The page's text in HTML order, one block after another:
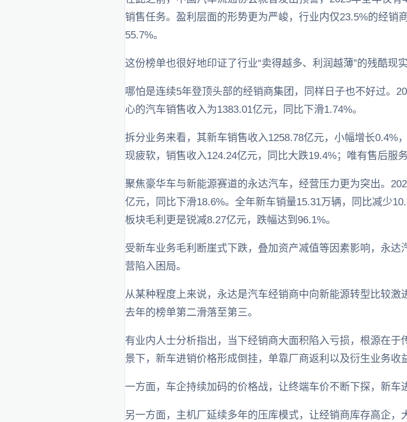
销售任务。盈利层面的形势更为严峻，行业内仅23.5%的经销
55.7%。
这份榜单也很好地印证了行业“卖得越多、利润越薄”的残酷现
哪怕是连续5年登顶头部的经销商集团，同样日子也不好过。
心的汽车销售收入为1383.01亿元，同比下滑1.74%。
拆分业务来看，其新车销售收入1258.78亿元，小幅增长0.4%
现疲软，销售收入124.24亿元，同比大跌19.4%；唯有售后服
聚焦豪华车与新能源赛道的永达汽车，经营压力更为突出。
亿元，同比下滑18.6%。全年新车销量15.31万辆，同比减少
板块毛利更是锐减8.27亿元，跌幅达到96.1%。
受新车业务毛利断崖式下跌，叠加资产减值等因素影响，永
营陷入困局。
从某种程度上来说，永达是汽车经销商中向新能源转型比较
去年的榜单第二滑落至第三。
有业内人士分析指出，当下经销商大面积陷入亏损，根源在
景下，新车进销价格形成倒挂，单靠厂商返利以及衍生业务收
一方面，车企持续加码的价格战，让终端车价不断下探，新车
另一方面，主机厂延续多年的压库模式，让经销商库存高企